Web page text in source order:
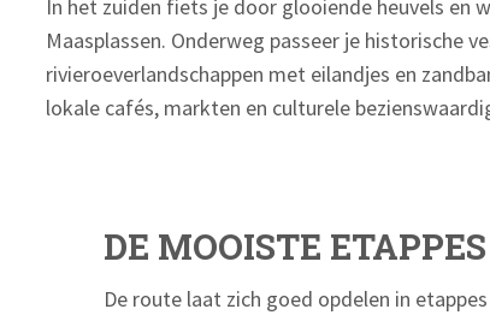
In het zuiden fiets je door glooiende heuvels en
Maasplassen. Onderweg passeer je historische
rivieroeverlandschappen met eilandjes en
lokale cafés, markten en culturele
DE MOOISTE
De route laat zich goed opdelen in